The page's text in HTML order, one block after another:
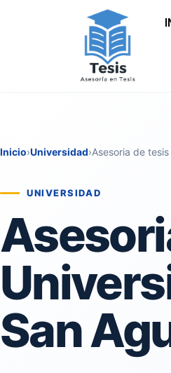
Inicio›Universidad›Asesoria de
UNIVERSIDAD
San